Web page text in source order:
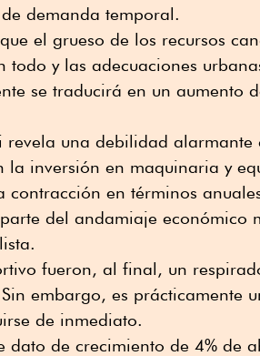
demanda temporal.
el grueso de los recursos
todo y las adecuaciones
se traducirá en un aumento
revela una debilidad alarmante
la inversión en maquinaria y
en términos
del andamiaje económico
fueron, al final, un
embargo, es prácticamente
de inmediato.
dato de crecimiento de 4% de